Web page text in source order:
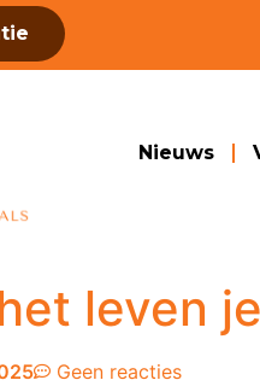
Nieuws
leven
Geen reacties